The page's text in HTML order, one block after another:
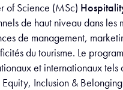
of Science (MSc)
de haut niveau dans les
de management,
du tourisme. Le
et internationaux
Inclusion &